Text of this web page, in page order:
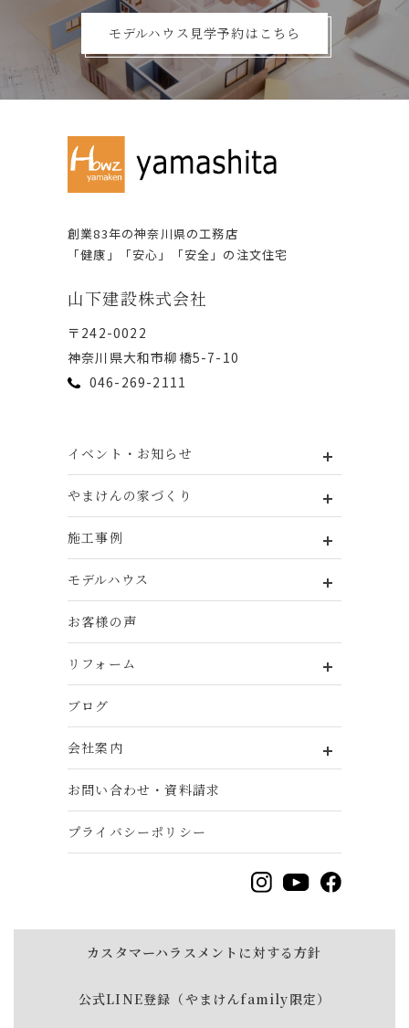
モデルハウス見学予約はこちら
創業83年の神奈川県の⼯務店
「健康」「安⼼」「安全」の注⽂住宅
⼭下建設株式会社
〒242-0022
神奈川県⼤和市柳橋5-7-10
046-269-2111
イベント・お知らせ
やまけんの家づくり
施工事例
モデルハウス
お客様の声
リフォーム
ブログ
会社案内
お問い合わせ・資料請求
プライバシーポリシー
カスタマーハラスメントに対する方針
公式LINE登録（やまけんfamily限定）